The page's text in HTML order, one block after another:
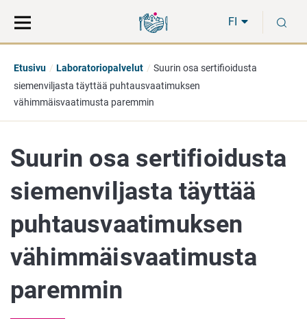
suoraan
sisältöön
koko
sivuston
FI
Etusivu Laboratoriopalvelut
Suurin osa sertifioidusta
siemenviljasta täyttää puhtausvaatimuksen
vähimmäisvaatimusta paremmin
Suurin osa sertifioidusta
siemenviljasta täyttää
puhtausvaatimuksen
vähimmäisvaatimusta
paremmin